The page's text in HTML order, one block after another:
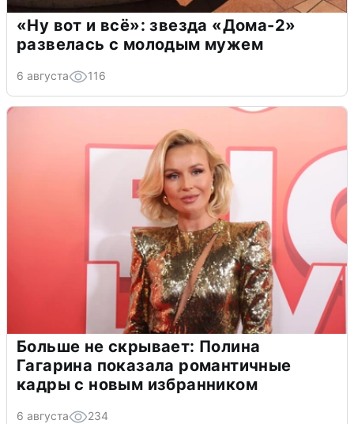
«Ну вот и всё»: звезда «Дома-2»
развелась с молодым мужем
6 августа 116
Больше не скрывает: Полина
Гагарина показала романтичные
кадры с новым избранником
6 августа 234